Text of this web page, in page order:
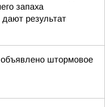
запаха
результат
штормовое